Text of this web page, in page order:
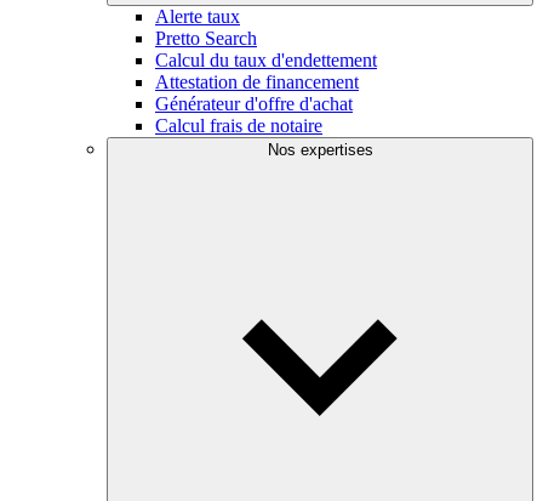
Alerte taux
Pretto Search
Calcul du taux d'endettement
Attestation de financement
Générateur d'offre d'achat
Calcul frais de notaire
Nos expertises